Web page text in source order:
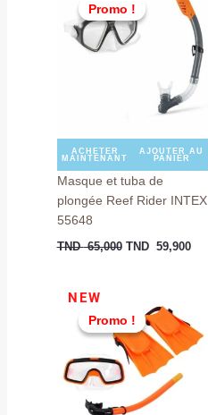
Promo !
Promo !
ACHETER
MAINTENANT
AJOUTER AU
PANIER
Masque et tuba de
plongée Reef Rider INTEX
55648
TND65,000
initial
était :
TND
TND 59,900
est :
TND
Promo !
NEW
Promo !initial
était :
TND
69,000.
est :
TND